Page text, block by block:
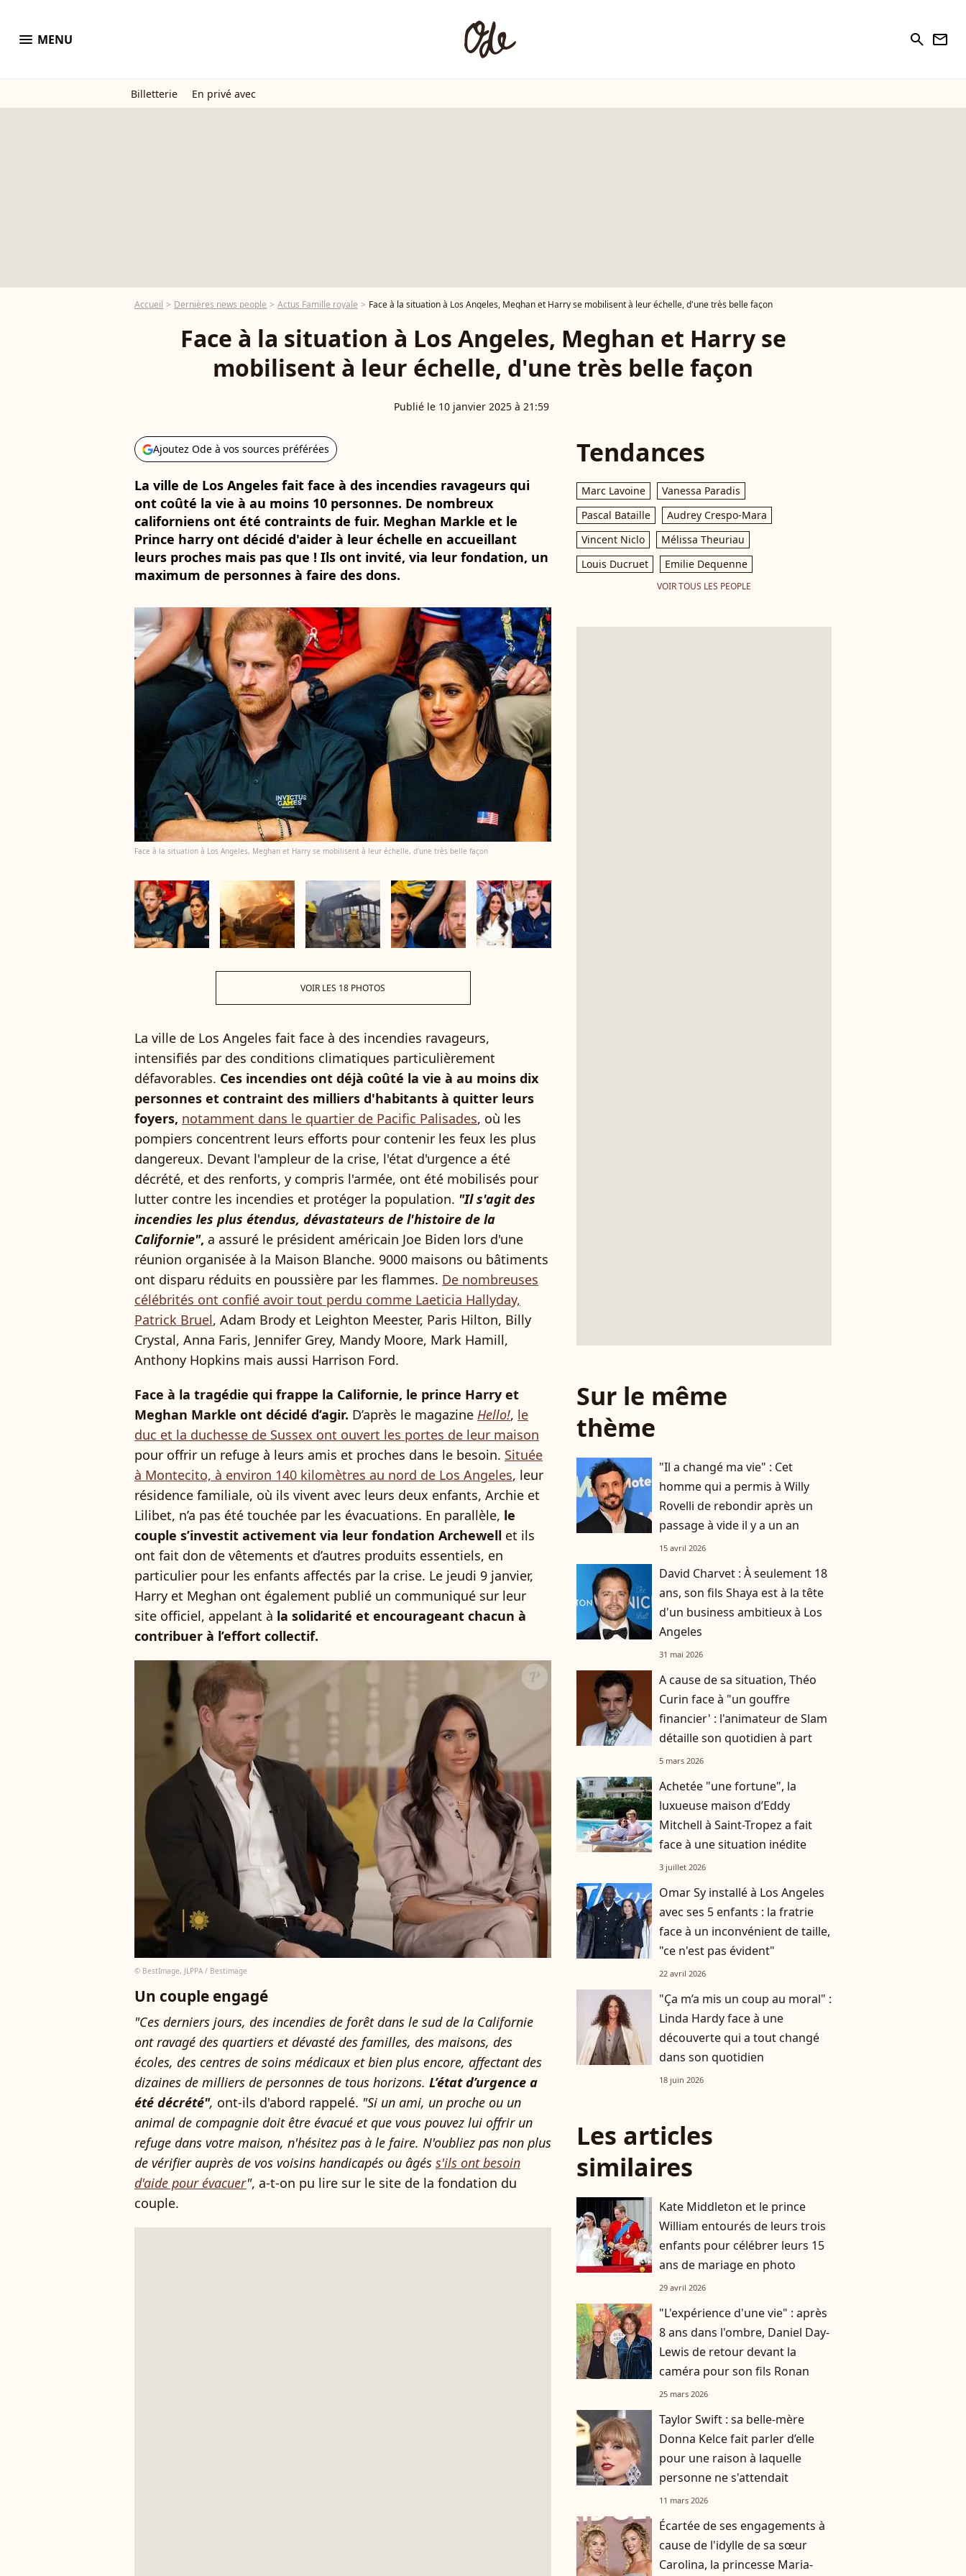
menu MENU search newsletter
Billetterie En privé avec
Accueil Dernières news people Actus Famille royale Face à la situation à Los Angeles, Meghan et Harry se mobilisent à leur échelle, d'une très belle façon
Face à la situation à Los Angeles, Meghan et Harry se
mobilisent à leur échelle, d'une très belle façon
Publié le 10 janvier 2025 à 21:59
Ajoutez Ode à vos sources préférées
La ville de Los Angeles fait face à des incendies ravageurs qui
ont coûté la vie à au moins 10 personnes. De nombreux
californiens ont été contraints de fuir. Meghan Markle et le
Prince harry ont décidé d'aider à leur échelle en accueillant
leurs proches mais pas que ! Ils ont invité, via leur fondation, un
maximum de personnes à faire des dons.
Face à la situation à Los Angeles, Meghan et Harry se mobilisent à leur échelle, d'une très belle façon
VOIR LES 18 PHOTOS
La ville de Los Angeles fait face à des incendies ravageurs,
intensifiés par des conditions climatiques particulièrement
défavorables. Ces incendies ont déjà coûté la vie à au moins dix
personnes et contraint des milliers d'habitants à quitter leurs
foyers, notamment dans le quartier de Pacific Palisades, où les
pompiers concentrent leurs efforts pour contenir les feux les plus
dangereux. Devant l'ampleur de la crise, l'état d'urgence a été
décrété, et des renforts, y compris l'armée, ont été mobilisés pour
lutter contre les incendies et protéger la population. "Il s'agit des
incendies les plus étendus, dévastateurs de l'histoire de la
Californie", a assuré le président américain Joe Biden lors d'une
réunion organisée à la Maison Blanche. 9000 maisons ou bâtiments
ont disparu réduits en poussière par les flammes. De nombreuses
célébrités ont confié avoir tout perdu comme Laeticia Hallyday,
Patrick Bruel, Adam Brody et Leighton Meester, Paris Hilton, Billy
Crystal, Anna Faris, Jennifer Grey, Mandy Moore, Mark Hamill,
Anthony Hopkins mais aussi Harrison Ford.
Face à la tragédie qui frappe la Californie, le prince Harry et
Meghan Markle ont décidé d’agir. D’après le magazine Hello!, le
duc et la duchesse de Sussex ont ouvert les portes de leur maison
pour offrir un refuge à leurs amis et proches dans le besoin. Située
à Montecito, à environ 140 kilomètres au nord de Los Angeles, leur
résidence familiale, où ils vivent avec leurs deux enfants, Archie et
Lilibet, n’a pas été touchée par les évacuations. En parallèle, le
couple s’investit activement via leur fondation Archewell et ils
ont fait don de vêtements et d’autres produits essentiels, en
particulier pour les enfants affectés par la crise. Le jeudi 9 janvier,
Harry et Meghan ont également publié un communiqué sur leur
site officiel, appelant à la solidarité et encourageant chacun à
contribuer à l’effort collectif.
© BestImage, JLPPA / Bestimage
Un couple engagé
"Ces derniers jours, des incendies de forêt dans le sud de la Californie
ont ravagé des quartiers et dévasté des familles, des maisons, des
écoles, des centres de soins médicaux et bien plus encore, affectant des
dizaines de milliers de personnes de tous horizons. L’état d’urgence a
été décrété", ont-ils d'abord rappelé. "Si un ami, un proche ou un
animal de compagnie doit être évacué et que vous pouvez lui offrir un
refuge dans votre maison, n'hésitez pas à le faire. N'oubliez pas non plus
de vérifier auprès de vos voisins handicapés ou âgés s'ils ont besoin
d'aide pour évacuer", a-t-on pu lire sur le site de la fondation du
couple.
Tendances
Marc Lavoine
Vanessa Paradis
Pascal Bataille
Audrey Crespo-Mara
Vincent Niclo
Mélissa Theuriau
Louis Ducruet
Emilie Dequenne
VOIR TOUS LES PEOPLE
Sur le même
thème
"Il a changé ma vie" : Cet
homme qui a permis à Willy
Rovelli de rebondir après un
passage à vide il y a un an
15 avril 2026
David Charvet : À seulement 18
ans, son fils Shaya est à la tête
d'un business ambitieux à Los
Angeles
31 mai 2026
A cause de sa situation, Théo
Curin face à "un gouffre
financier' : l'animateur de Slam
détaille son quotidien à part
5 mars 2026
Achetée "une fortune", la
luxueuse maison d’Eddy
Mitchell à Saint-Tropez a fait
face à une situation inédite
3 juillet 2026
Omar Sy installé à Los Angeles
avec ses 5 enfants : la fratrie
face à un inconvénient de taille,
"ce n'est pas évident"
22 avril 2026
"Ça m’a mis un coup au moral" :
Linda Hardy face à une
découverte qui a tout changé
dans son quotidien
18 juin 2026
Les articles
similaires
Kate Middleton et le prince
William entourés de leurs trois
enfants pour célébrer leurs 15
ans de mariage en photo
29 avril 2026
"L'expérience d'une vie" : après
8 ans dans l'ombre, Daniel Day-
Lewis de retour devant la
caméra pour son fils Ronan
25 mars 2026
Taylor Swift : sa belle-mère
Donna Kelce fait parler d’elle
pour une raison à laquelle
personne ne s'attendait
11 mars 2026
Écartée de ses engagements à
cause de l'idylle de sa sœur
Carolina, la princesse Maria-